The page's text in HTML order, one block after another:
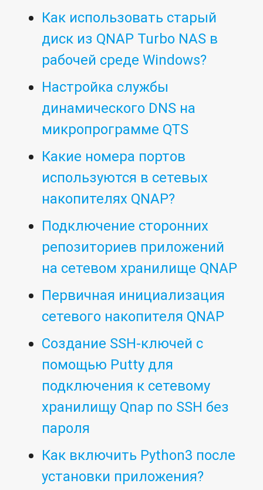
Как использовать старый
диск из QNAP Turbo NAS в
рабочей среде Windows?
Настройка службы
динамического DNS на
микропрограмме QTS
Какие номера портов
используются в сетевых
накопителях QNAP?
Подключение сторонних
репозиториев приложений
на сетевом хранилище QNAP
Первичная инициализация
сетевого накопителя QNAP
Создание SSH-ключей с
помощью Putty для
подключения к сетевому
хранилищу Qnap по SSH без
пароля
Как включить Python3 после
установки приложения?